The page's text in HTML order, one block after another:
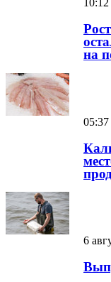
10:12
на
05:37
6